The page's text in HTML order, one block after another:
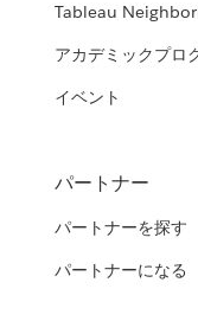
Tableau
アカデミックプロ
イベント
パートナー
パートナーを探す
パートナーになる